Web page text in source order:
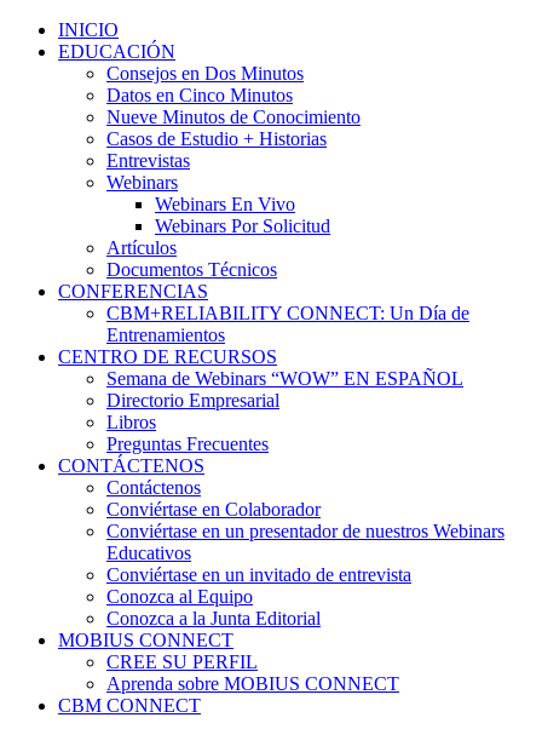
INICIO
EDUCACIÓN
Consejos en Dos Minutos
Datos en Cinco Minutos
Nueve Minutos de Conocimiento
Casos de Estudio + Historias
Entrevistas
Webinars
Webinars En Vivo
Webinars Por Solicitud
Artículos
Documentos Técnicos
CONFERENCIAS
CBM+RELIABILITY CONNECT: Un Día de
Entrenamientos
CENTRO DE RECURSOS
Semana de Webinars “WOW” EN ESPAÑOL
Directorio Empresarial
Libros
Preguntas Frecuentes
CONTÁCTENOS
Contáctenos
Conviértase en Colaborador
Conviértase en un presentador de nuestros Webinars
Educativos
Conviértase en un invitado de entrevista
Conozca al Equipo
Conozca a la Junta Editorial
MOBIUS CONNECT
CREE SU PERFIL
Aprenda sobre MOBIUS CONNECT
CBM CONNECT